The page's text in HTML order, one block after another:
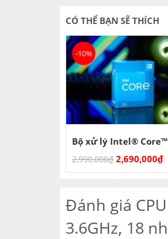
CÓ THỂ BẠN SẼ THÍCH
-10%
2,990,000₫ 2,690,000₫
Đánh giá
3.6GHz, 18